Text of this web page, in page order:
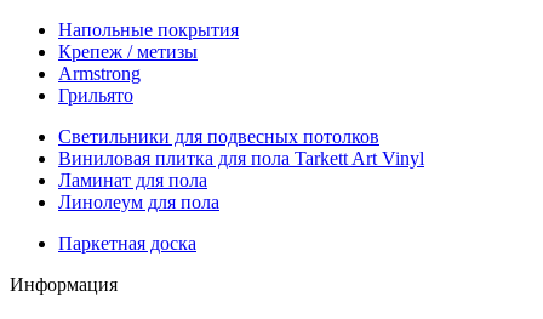
Напольные покрытия
Крепеж / метизы
Armstrong
Грильято
Светильники для подвесных потолков
Виниловая плитка для пола Tarkett Art Vinyl
Ламинат для пола
Линолеум для пола
Паркетная доска
Информация